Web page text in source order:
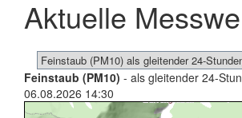
Aktuelle
Feinstaub (PM10) - als gleitender 24-
06.08.2026 14:30